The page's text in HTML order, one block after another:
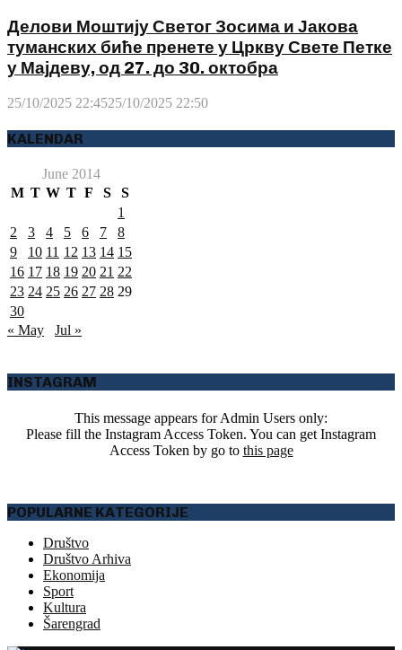
Делови Моштију Светог Зосима и Јакова
туманских биће пренете у Цркву Свете Петке
у Мајдеву, од 27. до 30. октобра
25/10/2025 22:4525/10/2025 22:50
KALENDAR
June 2014
M T W T F S
S
1
2
3 4 5 6 7
8
9
10 11 12 13 14 15
16 17 18 19 20 21 22
23 24 25 26 27 28 29
30
« May
Jul »
INSTAGRAM
This message appears for Admin Users only:
Please fill the Instagram Access Token. You can get Instagram
Access Token by go to this page
POPULARNE KATEGORIJE
Društvo
Društvo Arhiva
Ekonomija
Sport
Kultura
Šarengrad